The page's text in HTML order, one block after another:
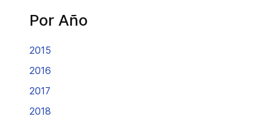
Por Año
2015
2016
2017
2018